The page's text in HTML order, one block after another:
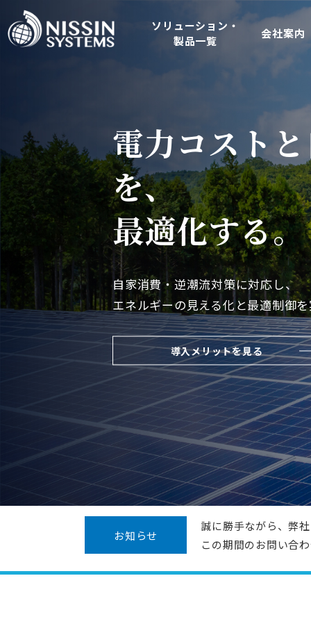
ソリューション・
製品一覧
製品一覧
技術情報
Wi-SUN FANぶろぐ
SQU-Air（スク
屋外のIoTシステム
屋外型loTゲー
DDS規格準拠ネッ
RTI Connext
地域コミュニケーシ
L1m-net
エネルギ
エネルギー事業者向
エリアアグリ
プロトコルスタック
IEC 61850関連
受託開発
脱属人化のシステム
リバースエンジニ
現地人員不足や保守
リモートアップデ
会社案内
そのIoT機器
セキュリテ
万全ですか？
CRA対応 / JC-STAR対応 / IEC
設計・評価・実装までを実務レベ
具体的な対策をみる
電力コスト
を、
最適化する。
自家消費・逆潮流対策に対応し、
エネルギーの見える化と最適制御
導入メリットを見る
エネルギーソリュー
ENERGY
豊かで住みやすい街づくりをめざ
ネルギーを平準化する地産地消型
実現していきます。
これまで培ってきた宮古島EMS実
所VPPなどのノウハウをベースに
最適なエネルギーソリューション
す。
エネルギーソリューシ
IoTソリューション
受託開発ソリューショ
お知らせ
誠に勝手ながら、弊
この期間のお問い合